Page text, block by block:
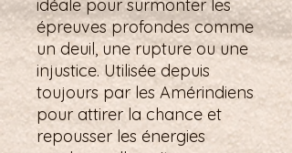
idéale pour surmonter les
épreuves profondes comme
un deuil, une rupture ou une
injustice. Utilisée depuis
toujours par les Amérindiens
pour attirer la chance et
repousser les énergies